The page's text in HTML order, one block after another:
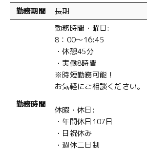
勤務期間
長期
勤務時間
勤務時間・曜日:
8：00～16:45
・休憩45分
・実働8時間
※時短勤務可能！
お気軽にご相談ください。
休暇・休日:
・年間休日107日
・日祝休み
・週休二日制